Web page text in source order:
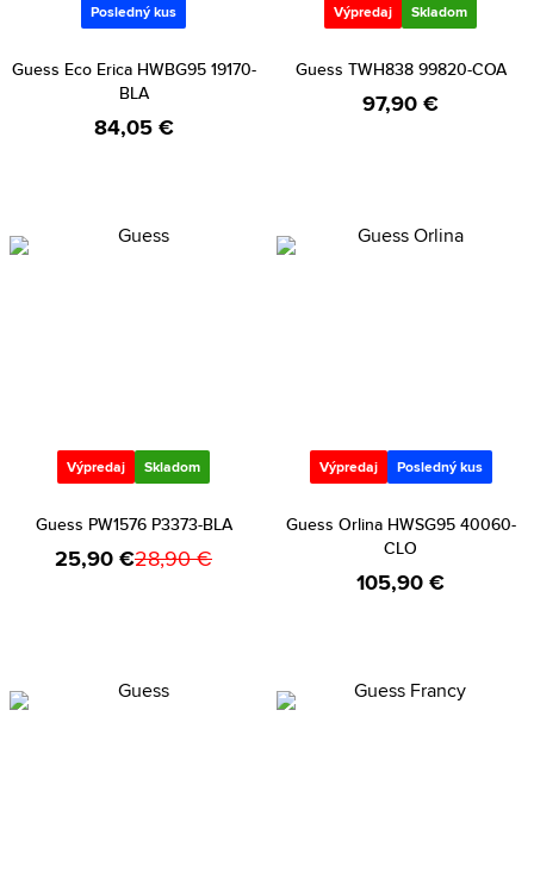
Posledný kus
Guess Eco Erica HWBG95 19170-
BLA
84,05 €
Výpredaj Skladom
Guess TWH838 99820-COA
97,90 €
Výpredaj Skladom
Guess PW1576 P3373-BLA
25,90 €28,90 €
Výpredaj Posledný kus
Guess Orlina HWSG95 40060-
CLO
105,90 €